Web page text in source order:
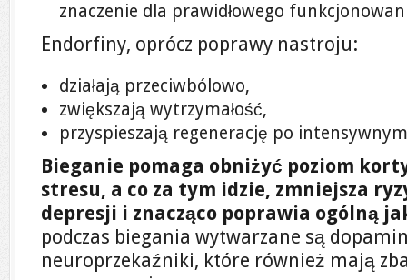
znaczenie dla prawidłowego
Endorfiny, oprócz poprawy nastroju:
działają przeciwbólowo,
zwiększają wytrzymałość,
przyspieszają regenerację po
Bieganie pomaga obniżyć poziom
stresu, a co za tym idzie, zmniejsza
depresji i znacząco poprawia ogólną
podczas biegania wytwarzane są
neuroprzekaźniki, które również mają